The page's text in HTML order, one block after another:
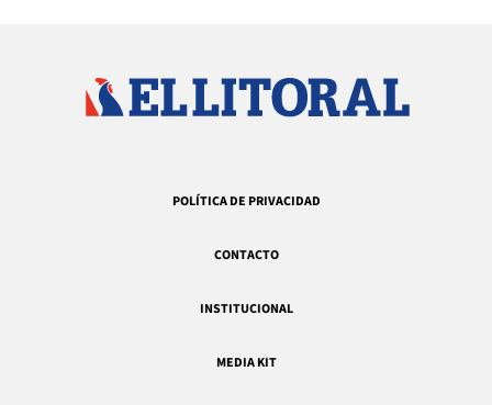
POLÍTICA DE PRIVACIDAD
CONTACTO
INSTITUCIONAL
MEDIA KIT